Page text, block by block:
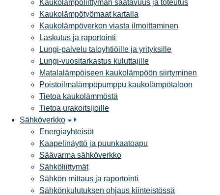
Kaukolämpöliittymän saatavuus ja toteutus
Kaukolämpötyömaat kartalla
Kaukolämpöverkon viasta ilmoittaminen
Laskutus ja raportointi
Lungi-palvelu taloyhtiöille ja yrityksille
Lungi-vuositarkastus kuluttajille
Matalalämpöiseen kaukolämpöön siirtyminen
Poistoilmalämpöpumppu kaukolämpötaloon
Tietoa kaukolämmöstä
Tietoa urakoitsijoille
Sähköverkko
Energiayhteisöt
Kaapelinäyttö ja puunkaatoapu
Säävarma sähköverkko
Sähköliittymät
Sähkön mittaus ja raportointi
Sähkönkulutuksen ohjaus kiinteistössä